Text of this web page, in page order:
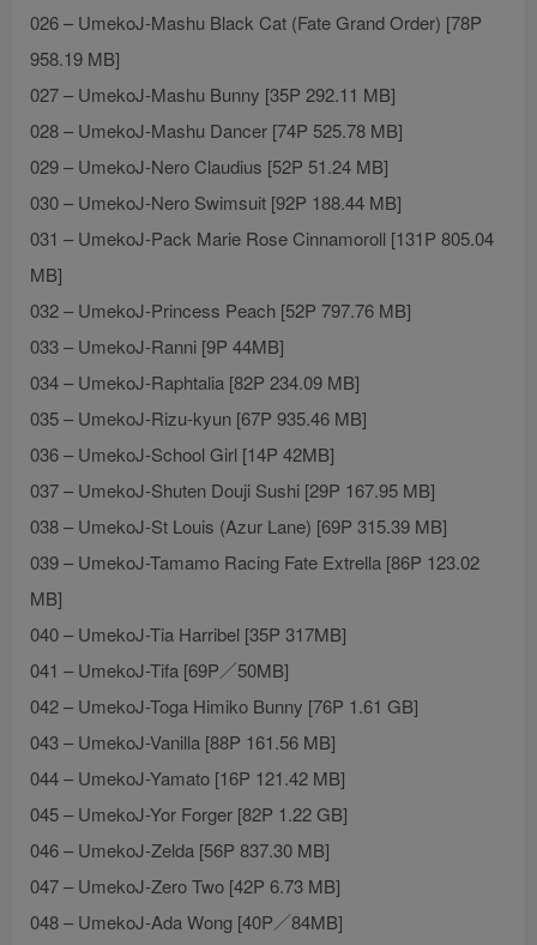
026 – UmekoJ-Mashu Black Cat (Fate Grand Order) [78P
958.19 MB]
027 – UmekoJ-Mashu Bunny [35P 292.11 MB]
028 – UmekoJ-Mashu Dancer [74P 525.78 MB]
029 – UmekoJ-Nero Claudius [52P 51.24 MB]
030 – UmekoJ-Nero Swimsuit [92P 188.44 MB]
031 – UmekoJ-Pack Marie Rose Cinnamoroll [131P 805.04
MB]
032 – UmekoJ-Princess Peach [52P 797.76 MB]
033 – UmekoJ-Ranni [9P 44MB]
034 – UmekoJ-Raphtalia [82P 234.09 MB]
035 – UmekoJ-Rizu-kyun [67P 935.46 MB]
036 – UmekoJ-School Girl [14P 42MB]
037 – UmekoJ-Shuten Douji Sushi [29P 167.95 MB]
038 – UmekoJ-St Louis (Azur Lane) [69P 315.39 MB]
039 – UmekoJ-Tamamo Racing Fate Extrella [86P 123.02
MB]
040 – UmekoJ-Tia Harribel [35P 317MB]
041 – UmekoJ-Tifa [69P／50MB]
042 – UmekoJ-Toga Himiko Bunny [76P 1.61 GB]
043 – UmekoJ-Vanilla [88P 161.56 MB]
044 – UmekoJ-Yamato [16P 121.42 MB]
045 – UmekoJ-Yor Forger [82P 1.22 GB]
046 – UmekoJ-Zelda [56P 837.30 MB]
047 – UmekoJ-Zero Two [42P 6.73 MB]
048 – UmekoJ-Ada Wong [40P／84MB]